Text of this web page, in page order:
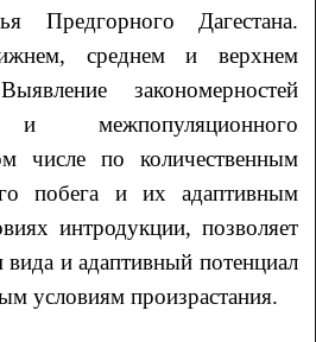
Предгорного Дагестана.
среднем и верхнем
закономерностей
и межпопуляционного
числе по количественным
побега и их адаптивным
интродукции, позволяет
и адаптивный потенциал
условиям произрастания.